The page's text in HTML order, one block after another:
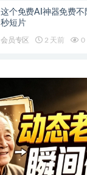
这个免费AI神器免费
秒短片
会员专区 2 天前 0